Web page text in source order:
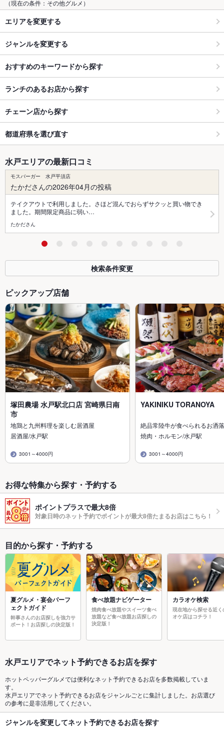
（現在の条件：その他グルメ）
エリアを変更する
ジャンルを変更する
おすすめのキーワードから探す
ランチのあるお店から探す
チェーン店から探す
都道府県を選び直す
水戸エリアの最新口コミ
モスバーガー 水戸平須店
たかださんの2026年04月の投稿
テイクアウトで利用しました。さほど混んでおらずサクッと買い物でき
ました。期間限定商品に弱い…
たかださん
検索条件変更
ピックアップ店舗
塚田農場 水戸駅北口店 宮崎県日南
市
地鶏と九州料理を楽しむ居酒屋
居酒屋/水戸駅
3001～4000円
YAKINIKU TORANOYA
絶品常陸牛が食べられるお洒
焼肉・ホルモン/水戸駅
3001～4000円
お得な特集から探す・予約する
ポイントプラスで最大8倍
対象日時のネット予約でポイントが最大8倍たまるお店はこちら！
目的から探す・予約する
夏グルメ・宴会パーフ
ェクトガイド
幹事さんのお店探しを強力サ
ポート！お店探しの決定版！
食べ放題ナビゲーター
焼肉食べ放題やスイーツ食べ
放題など食べ放題お店探しの
決定版！
カラオケ検索
現在地から探せる近く
オケ店はコチラ！
水戸エリアでネット予約できるお店を探す
ホットペッパーグルメでは便利なネット予約できるお店を多数掲載していま
す。
水戸エリアでネット予約できるお店をジャンルごとに集計しました。お店選び
の参考に是非活用してください。
ジャンルを変更してネット予約できるお店を探す